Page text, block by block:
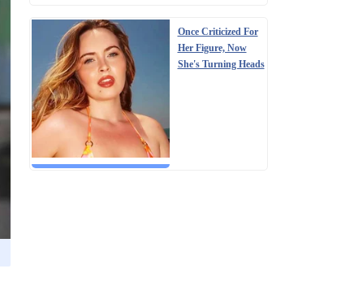
Once Criticized For
Her Figure, Now
She's Turning Heads